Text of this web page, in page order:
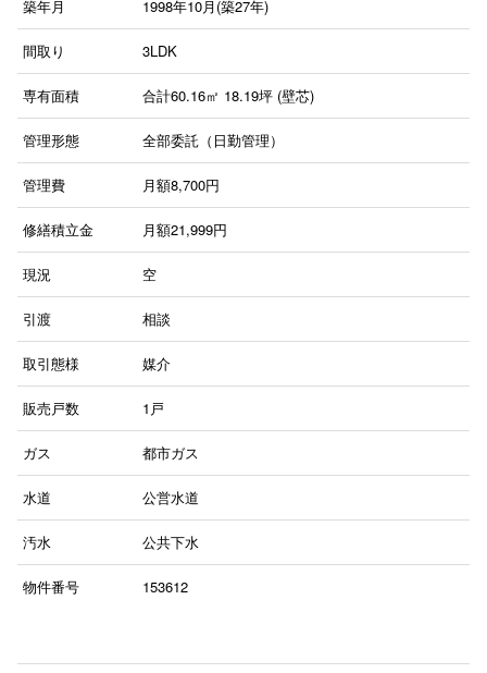
築年月 1998年10月(築27年)
間取り 3LDK
専有面積 合計60.16㎡ 18.19坪 (壁芯)
管理形態 全部委託（日勤管理）
管理費 月額8,700円
修繕積立金 月額21,999円
現況 空
引渡 相談
取引態様 媒介
販売戸数 1戸
ガス 都市ガス
水道 公営水道
汚水 公共下水
物件番号 153612